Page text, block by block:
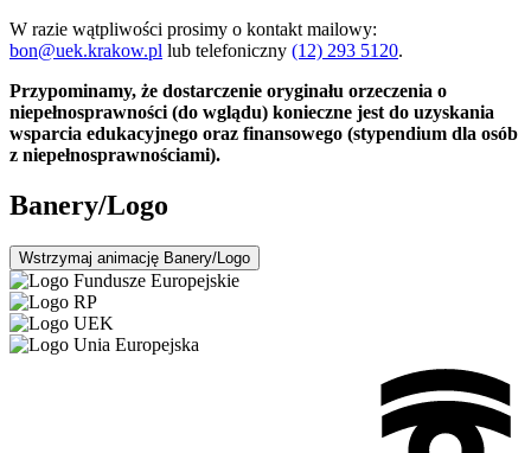
W razie wątpliwości prosimy o kontakt mailowy:
bon@uek.krakow.pl lub telefoniczny (12) 293 5120.
Przypominamy, że dostarczenie oryginału orzeczenia o
niepełnosprawności (do wglądu) konieczne jest do uzyskania
wsparcia edukacyjnego oraz finansowego (stypendium dla osób
z niepełnosprawnościami).
Banery/Logo
Wstrzymaj animację Banery/Logo